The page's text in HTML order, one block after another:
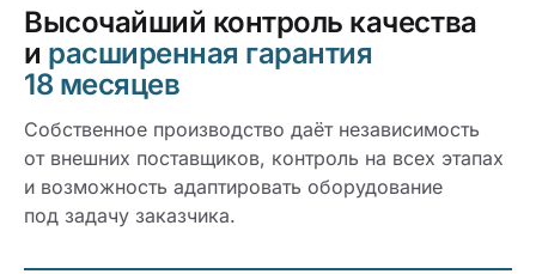
Высочайший контроль качества
и расширенная гарантия
18 месяцев
Собственное производство даёт независимость
от внешних поставщиков, контроль на всех этапах
и возможность адаптировать оборудование
под задачу заказчика.